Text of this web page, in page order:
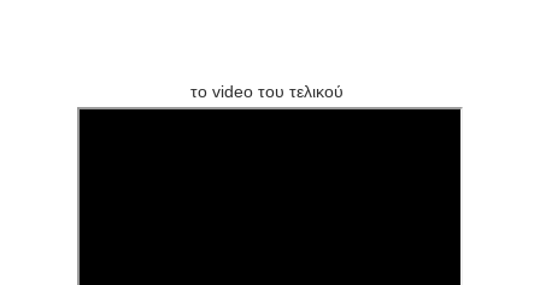
το video του τελικού